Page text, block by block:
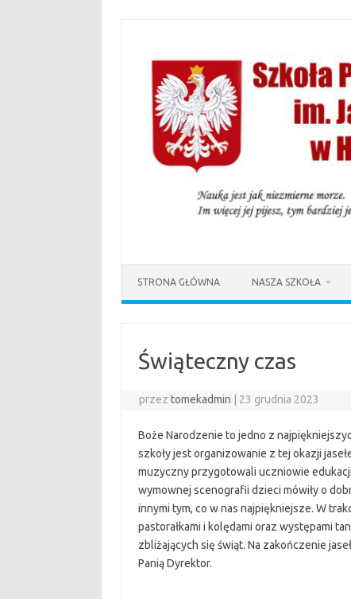
STRONA GŁÓWNA NASZA SZKOŁA
Świąteczny czas
przeztomekadmin 23 grudnia 2023
Boże Narodzenie to jedno z
szkoły jest organizowanie z tej okazji
muzyczny przygotowali uczniowie
wymownej scenografii dzieci mówiły o
innymi tym, co w nas najpiękniejsze. W
pastorałkami i kolędami oraz występami
zbliżających się świąt. Na zakończenie
Panią Dyrektor.